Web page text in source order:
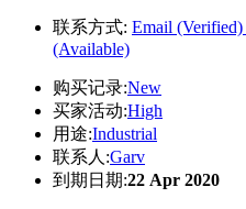
联系方式: Email (Verified)
(Available)
购买记录:New
买家活动:High
用途:Industrial
联系人:Garv
到期日期:22 Apr 2020